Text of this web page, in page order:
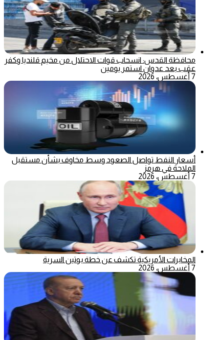
محافظة القدس: انسحاب قوات الاحتلال من مخيم قلنديا وكفر
عقب بعد عدوان استمر يومين
7 أغسطس، 2026
أسعار النفط تواصل الصعود وسط مخاوف بشأن مستقبل
الملاحة في هرمز
7 أغسطس، 2026
المخابرات الأمريكية تكشف عن خطة بوتين السرية
7 أغسطس، 2026